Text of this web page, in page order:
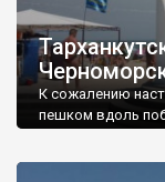
К сожалению
пешком вдоль